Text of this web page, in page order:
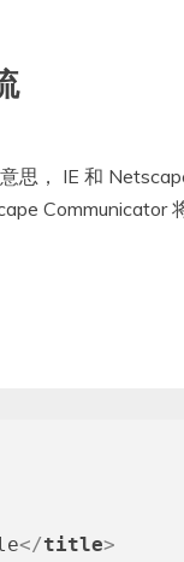
思， IE 和
Communicator
</title>